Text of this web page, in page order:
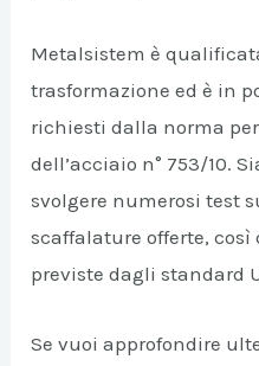
Metalsistem è
trasformazione ed è in
richiesti dalla norma
dell’acciaio n° 753/10.
svolgere numerosi test
scaffalature offerte,
previste dagli standard
Se vuoi approfondire